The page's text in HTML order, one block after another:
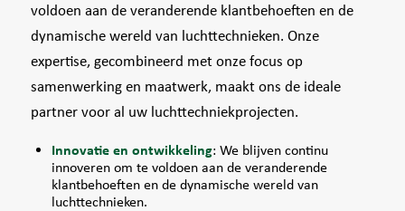
voldoen aan de veranderende klantbehoeften en de
dynamische wereld van luchttechnieken. Onze
expertise, gecombineerd met onze focus op
samenwerking en maatwerk, maakt ons de ideale
partner voor al uw luchttechniekprojecten.
Innovatie en ontwikkeling: We blijven continu
innoveren om te voldoen aan de veranderende
klantbehoeften en de dynamische wereld van
luchttechnieken.